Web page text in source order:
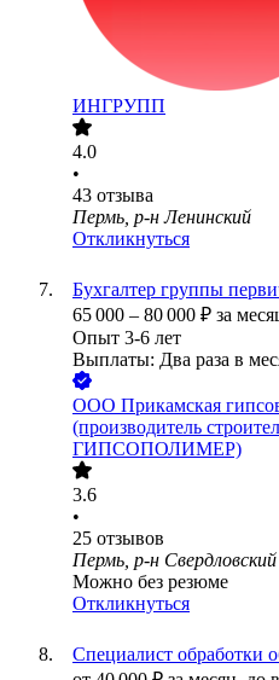
ИНГРУПП
4.0
•
43 отзыва
Пермь, р-н Ленинский
Откликнуться
Бухгалтер группы
65 000 – 80 000 ₽ за
Опыт 3-6 лет
Выплаты: Два раза в
ООО Прикамская
(производитель
ГИПСОПОЛИМЕР)
3.6
•
25 отзывов
Пермь, р-н Свердловский
Можно без резюме
Откликнуться
Специалист обработки